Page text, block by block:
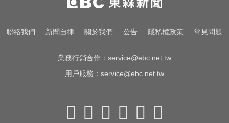
織欽遭檢調搜索偵訓
三商壽9/1股票下市！12/1正式更名
聯絡我們 新聞自律 關於我們 公告 隱私權政策 常見問題
業務行銷合作： service@ebc.net.tw
用戶服務： service@ebc.net.tw